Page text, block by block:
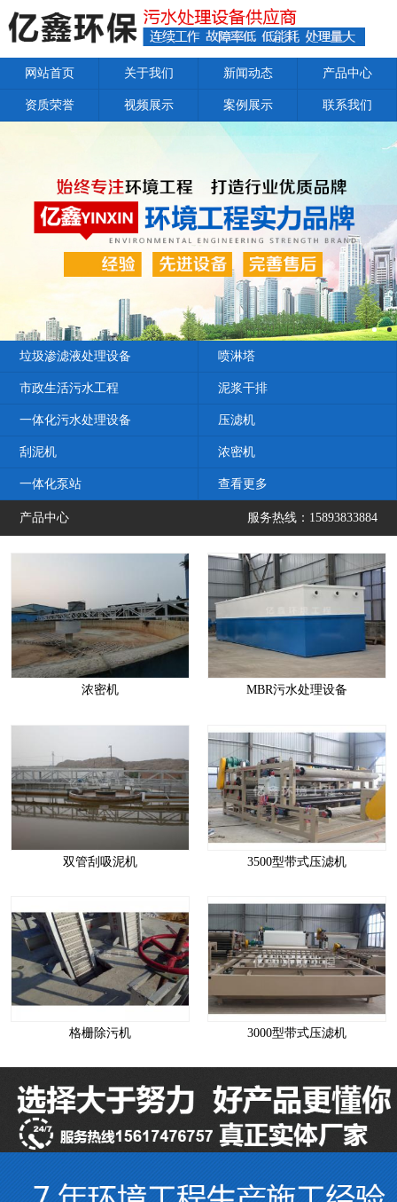
网站首页 关于我们 新闻动态 产品中心
资质荣誉 视频展示 案例展示 联系我们
垃圾渗滤液处理设备 喷淋塔
市政生活污水工程 泥浆干排
一体化污水处理设备 压滤机
刮泥机 浓密机
一体化泵站 查看更多
产品中心 服务热线：15893833884
浓密机 MBR污水处理设备
双管刮吸泥机 3500型带式压滤机
格栅除污机 3000型带式压滤机